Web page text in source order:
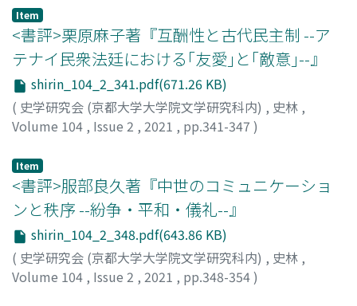
tragedy of the Ming-Qing transition. Wang Xiuchu 王秀
楚, who wrote A Record of Ten Days in Yangzhou 揚州十
日記, and his family were caught up in the siege, and
only three of them survived. Less than 7000 characters,
this book was secretly handed down in the form of
handwritten copies for over 100 years, so the scope of
its circulation was limited. However, because of its
Yangzhou was banned in 1780 by the Qianlong 乾隆
emperor. With the end of the book prohibition
movement of the Qianlong era, handwritten copies of A
Record of Ten Days in Yangzhou first reappeared in the
Jiangnan area. During the Daoguang 道光(1821-1850)
era, it was published in a wooden-type edition,
compiled as a part of book series titled Mingji Baishi 明
Item
<書評>栗原麻子著『互酬性と古代民主制 --ア
テナイ民衆法廷における｢友愛｣と｢敵意｣--』
shirin_104_2_341.pdf(671.26 KB)
( 史学研究会 (京都大学大学院文学研究科内) , 史林 ,
Volume 104 , Issue 2 , 2021 , pp.341-347 )
Item
<書評>服部良久著『中世のコミュニケーショ
ンと秩序 --紛争・平和・儀礼--』
shirin_104_2_348.pdf(643.86 KB)
( 史学研究会 (京都大学大学院文学研究科内) , 史林 ,
Volume 104 , Issue 2 , 2021 , pp.348-354)